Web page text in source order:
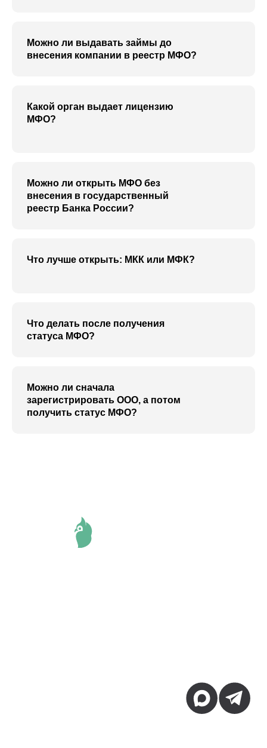
Можно ли выдавать займы до
внесения компании в реестр МФО?
Какой орган выдает лицензию
МФО?
Можно ли открыть МФО без
внесения в государственный
реестр Банка России?
Что лучше открыть: МКК или МФК?
Что делать после получения
статуса МФО?
Можно ли сначала
зарегистрировать ООО, а потом
получить статус МФО?